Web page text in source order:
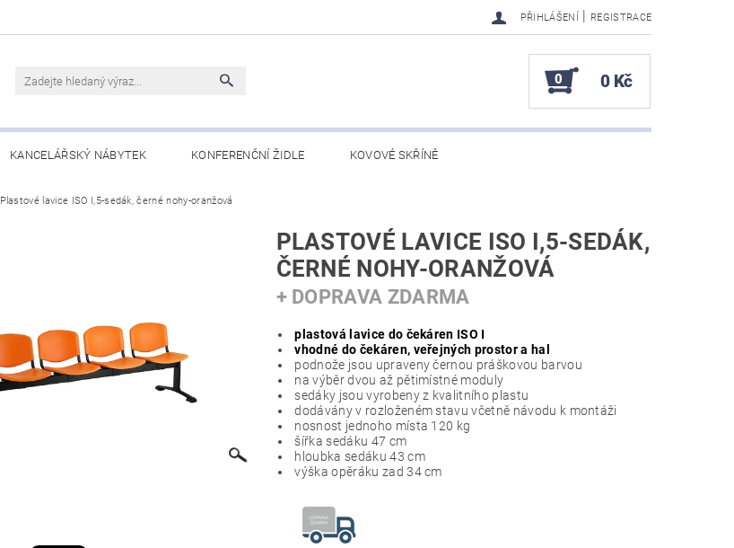
PŘIHLÁŠENÍ | REGISTRACE
0 0 Kč
KANCELÁŘSKÝ NÁBYTEK KONFERENČNÍ ŽIDLE KOVOVÉ SKŘÍNĚ
OBCHODNÍ PODMÍNKY KONTAKTY
Plastové lavice ISO I,5-sedák, černé nohy-oranžová
PLASTOVÉ LAVICE ISO I,5-SEDÁK,
ČERNÉ NOHY-ORANŽOVÁ
+ DOPRAVA ZDARMA
plastová lavice do čekáren ISO I
vhodné do čekáren, veřejných prostor a hal
podnože jsou upraveny černou práškovou barvou
na výběr dvou až pětimístné moduly
sedáky jsou vyrobeny z kvalitního plastu
dodávány v rozloženém stavu včetně návodu k montáži
nosnost jednoho místa 120 kg
šířka sedáku 47 cm
hloubka sedáku 43 cm
výška opěráku zad 34 cm